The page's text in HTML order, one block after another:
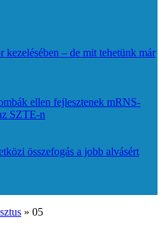
– de mit tehetünk már
ellen fejlesztenek mRNS-
SZTE-n
összefogás a jobb alvásért
» 05